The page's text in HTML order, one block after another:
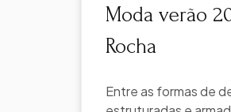
Moda verão
Rocha
Entre as formas de